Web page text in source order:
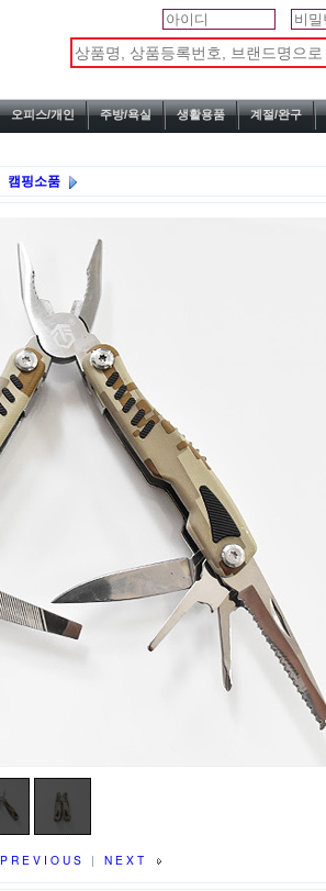
오피스/개인 주방/욕실 생활용품 계절/완구
캠핑소품
PREVIOUS | NEXT